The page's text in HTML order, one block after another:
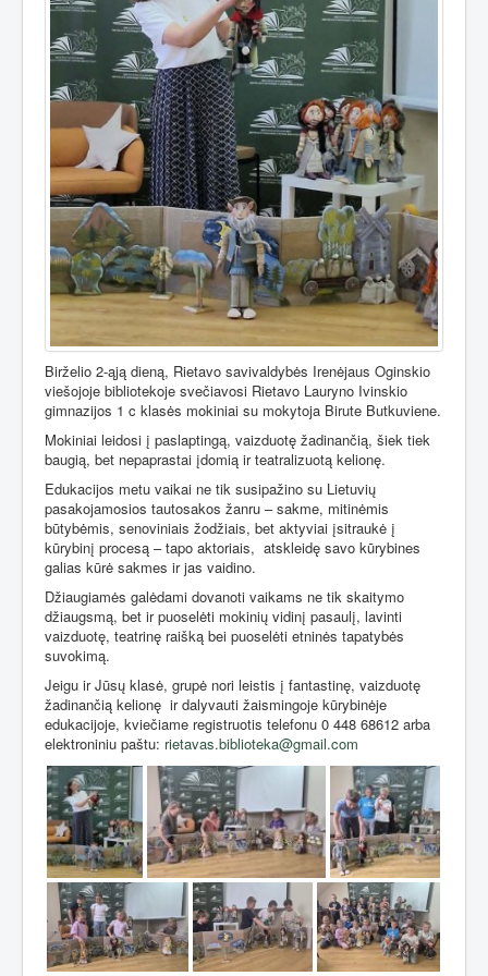
Birželio 2-ąją dieną, Rietavo savivaldybės Irenėjaus Oginskio
viešojoje bibliotekoje svečiavosi Rietavo Lauryno Ivinskio
gimnazijos 1 c klasės mokiniai su mokytoja Birute Butkuviene.
Mokiniai leidosi į paslaptingą, vaizduotę žadinančią, šiek tiek
baugią, bet nepaprastai įdomią ir teatralizuotą kelionę.
Edukacijos metu vaikai ne tik susipažino su Lietuvių
pasakojamosios tautosakos žanru – sakme, mitinėmis
būtybėmis, senoviniais žodžiais, bet aktyviai įsitraukė į
kūrybinį procesą – tapo aktoriais, atskleidę savo kūrybines
galias kūrė sakmes ir jas vaidino.
Džiaugiamės galėdami dovanoti vaikams ne tik skaitymo
džiaugsmą, bet ir puoselėti mokinių vidinį pasaulį, lavinti
vaizduotę, teatrinę raišką bei puoselėti etninės tapatybės
suvokimą.
Jeigu ir Jūsų klasė, grupė nori leistis į fantastinę, vaizduotę
žadinančią kelionę ir dalyvauti žaismingoje kūrybinėje
edukacijoje, kviečiame registruotis telefonu 0 448 68612 arba
elektroniniu paštu: rietavas.biblioteka@gmail.com